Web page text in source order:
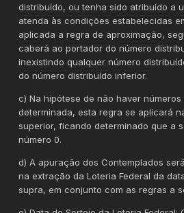
distribuído, ou tenha sido atribuído a
atenda às condições estabelecidas
aplicada a regra de aproximação,
caberá ao portador do número
inexistindo qualquer número
do número distribuído inferior.
c) Na hipótese de não haver
determinada, esta regra se aplicará
superior, ficando determinado que a
número 0.
d) A apuração dos Contemplados
na extração da Loteria Federal da
supra, em conjunto com as regras a